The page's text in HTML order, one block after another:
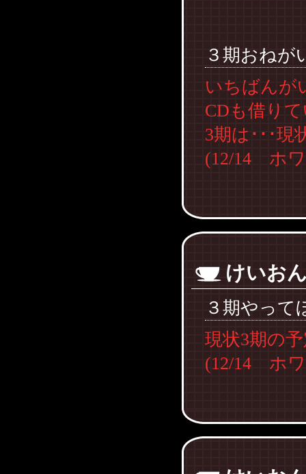
３期おねが
いちばんが
CDも借り
3期は･･･現
(12/14 ホ
けいお
３期やって
現状3期の
(12/14 ホ